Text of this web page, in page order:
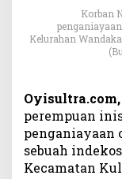
Korban
Kelurahan
Oyisultra.com,
perempuan
penganiayaan
sebuah
Kecamatan